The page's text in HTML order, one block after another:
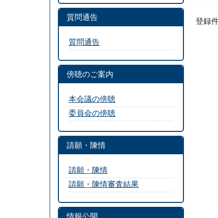
登録
質問通告
質問通告
傍聴のご案内
本会議の傍聴
委員会の傍聴
請願・陳情
請願・陳情
請願・陳情審査結果